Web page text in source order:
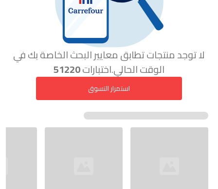
لا توجد منتجات تطابق معايير البحث الخاصة بك في
الوقت الحالي.اختبارات51220
استمرار التسوق